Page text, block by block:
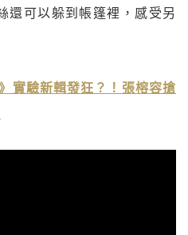
還可以躲到帳篷裡，感受另
實驗新輯發狂？！張榕容搶